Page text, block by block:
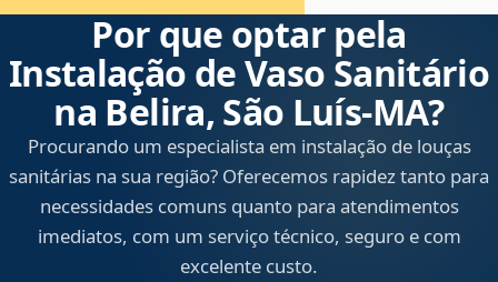
Por que optar pela
Instalação de Vaso Sanitário
na Belira, São Luís‑MA?
Procurando um especialista em instalação de louças
sanitárias na sua região? Oferecemos rapidez tanto para
necessidades comuns quanto para atendimentos
imediatos, com um serviço técnico, seguro e com
excelente custo.